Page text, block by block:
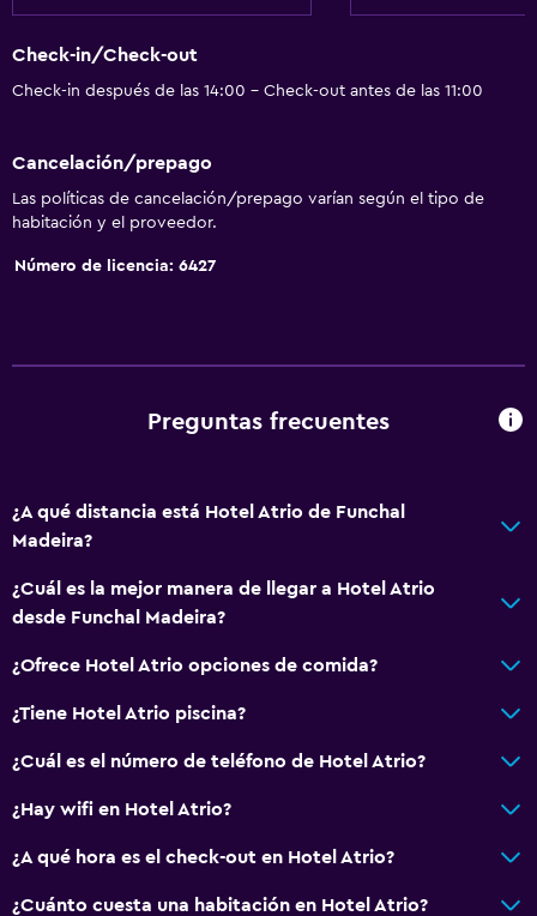
Check-in/Check-out
Check-in después de las 14:00 - Check-out antes de las 11:00
Cancelación/prepago
Las políticas de cancelación/prepago varían según el tipo de
habitación y el proveedor.
Número de licencia: 6427
Preguntas frecuentes
¿A qué distancia está Hotel Atrio de Funchal
Madeira?
¿Cuál es la mejor manera de llegar a Hotel Atrio
desde Funchal Madeira?
¿Ofrece Hotel Atrio opciones de comida?
¿Tiene Hotel Atrio piscina?
¿Cuál es el número de teléfono de Hotel Atrio?
¿Hay wifi en Hotel Atrio?
¿A qué hora es el check-out en Hotel Atrio?
¿Cuánto cuesta una habitación en Hotel Atrio?